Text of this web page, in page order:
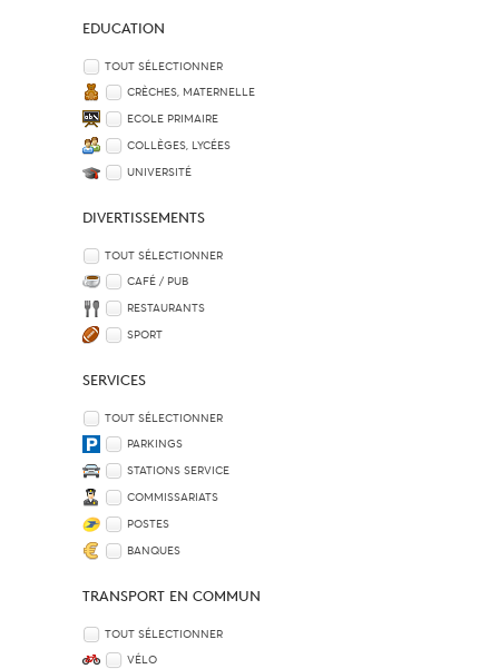
EDUCATION
TOUT SÉLECTIONNER
CRÈCHES, MATERNELLE
ECOLE PRIMAIRE
COLLÈGES, LYCÉES
UNIVERSITÉ
DIVERTISSEMENTS
TOUT SÉLECTIONNER
CAFÉ / PUB
RESTAURANTS
SPORT
SERVICES
TOUT SÉLECTIONNER
PARKINGS
STATIONS SERVICE
COMMISSARIATS
POSTES
BANQUES
TRANSPORT EN COMMUN
TOUT SÉLECTIONNER
VÉLO